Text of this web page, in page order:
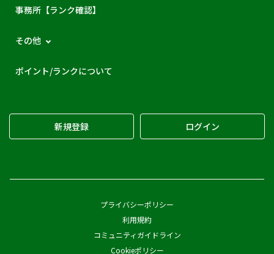
事務所【ランク確認】
その他
ポイント/ランクについて
新規登録 ログイン
プライバシーポリシー
利用規約
コミュニティガイドライン
Cookieポリシー